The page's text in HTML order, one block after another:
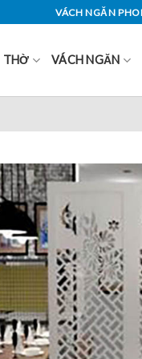
VÁCH NGĂN
THỜ VÁCH NGĂN